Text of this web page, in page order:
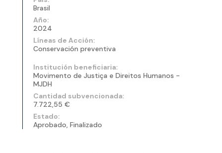
Brasil
Año:
2024
Líneas de Acción:
Conservación preventiva
Institución beneficiaria:
Movimento de Justiça e Direitos Humanos -
MJDH
Cantidad subvencionada:
7.722,55 €
Estado:
Aprobado, Finalizado